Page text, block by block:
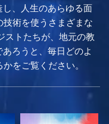
、人生のあらゆる面
術を使うさまざまな
ストたちが、地元の教
ろうと、毎日どのよ
をご覧ください。